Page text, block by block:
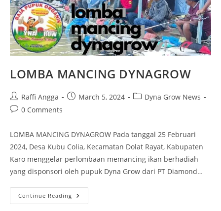
LOMBA MANCING DYNAGROW
Raffi Angga March 5, 2024
Dyna Grow News
0 Comments
LOMBA MANCING DYNAGROW Pada tanggal 25 Februari
2024, Desa Kubu Colia, Kecamatan Dolat Rayat, Kabupaten
Karo menggelar perlombaan memancing ikan berhadiah
yang disponsori oleh pupuk Dyna Grow dari PT Diamond…
Continue Reading